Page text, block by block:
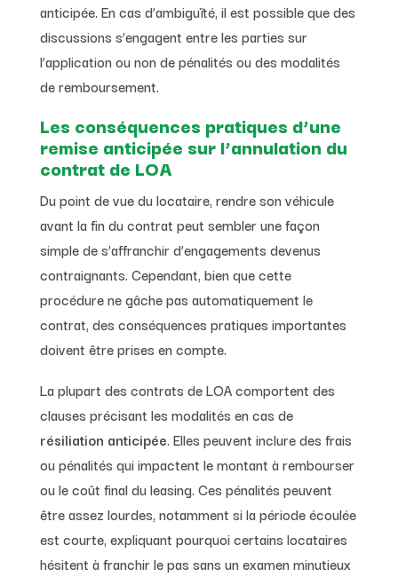
anticipée. En cas d’ambiguïté, il est possible que des
discussions s’engagent entre les parties sur
l’application ou non de pénalités ou des modalités
de remboursement.
Les conséquences pratiques d’une
remise anticipée sur l’annulation du
contrat de LOA
Du point de vue du locataire, rendre son véhicule
avant la fin du contrat peut sembler une façon
simple de s’affranchir d’engagements devenus
contraignants. Cependant, bien que cette
procédure ne gâche pas automatiquement le
contrat, des conséquences pratiques importantes
doivent être prises en compte.
La plupart des contrats de LOA comportent des
clauses précisant les modalités en cas de
résiliation anticipée. Elles peuvent inclure des frais
ou pénalités qui impactent le montant à rembourser
ou le coût final du leasing. Ces pénalités peuvent
être assez lourdes, notamment si la période écoulée
est courte, expliquant pourquoi certains locataires
hésitent à franchir le pas sans un examen minutieux